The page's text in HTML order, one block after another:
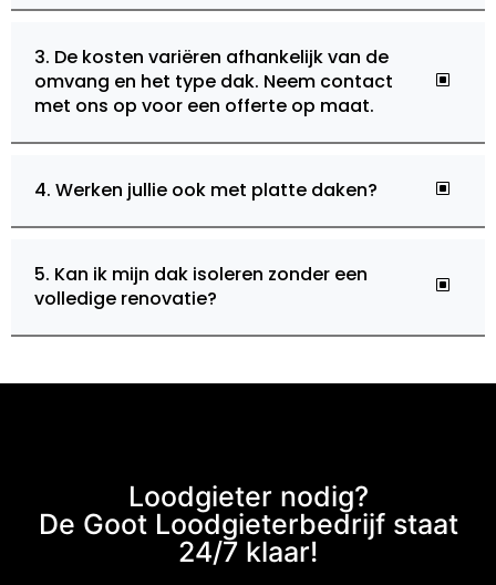
3. De kosten variëren afhankelijk van de
omvang en het type dak. Neem contact
met ons op voor een offerte op maat.
4. Werken jullie ook met platte daken?
5. Kan ik mijn dak isoleren zonder een
volledige renovatie?
Loodgieter nodig?
De Goot Loodgieterbedrijf staat
24/7 klaar!